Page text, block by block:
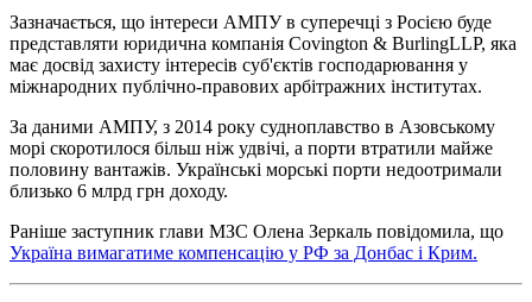
Зазначається, що інтереси АМПУ в суперечці з Росією буде
представляти юридична компанія Covington & BurlingLLP, яка
має досвід захисту інтересів суб'єктів господарювання у
міжнародних публічно-правових арбітражних інститутах.
За даними АМПУ, з 2014 року судноплавство в Азовському
морі скоротилося більш ніж удвічі, а порти втратили майже
половину вантажів. Українські морські порти недоотримали
близько 6 млрд грн доходу.
Раніше заступник глави МЗС Олена Зеркаль повідомила, що
Україна вимагатиме компенсацію у РФ за Донбас і Крим.